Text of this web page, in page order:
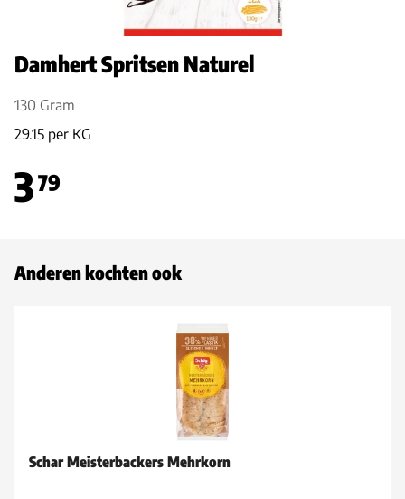
Damhert Spritsen Naturel
130 Gram
29.15 per KG
379
Anderen kochten ook
Schar Meisterbackers Mehrkorn